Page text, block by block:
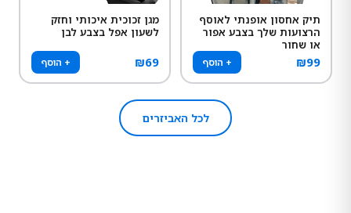
תיק אחסון אופנתי לאוסף
הרצועות שלך בצבע אפור
או שחור
₪99 + הוסף
מגן זכוכית איכותי וחזק
לשעון אפל בצבע לבן
₪69 + הוסף
לכל האביזרים